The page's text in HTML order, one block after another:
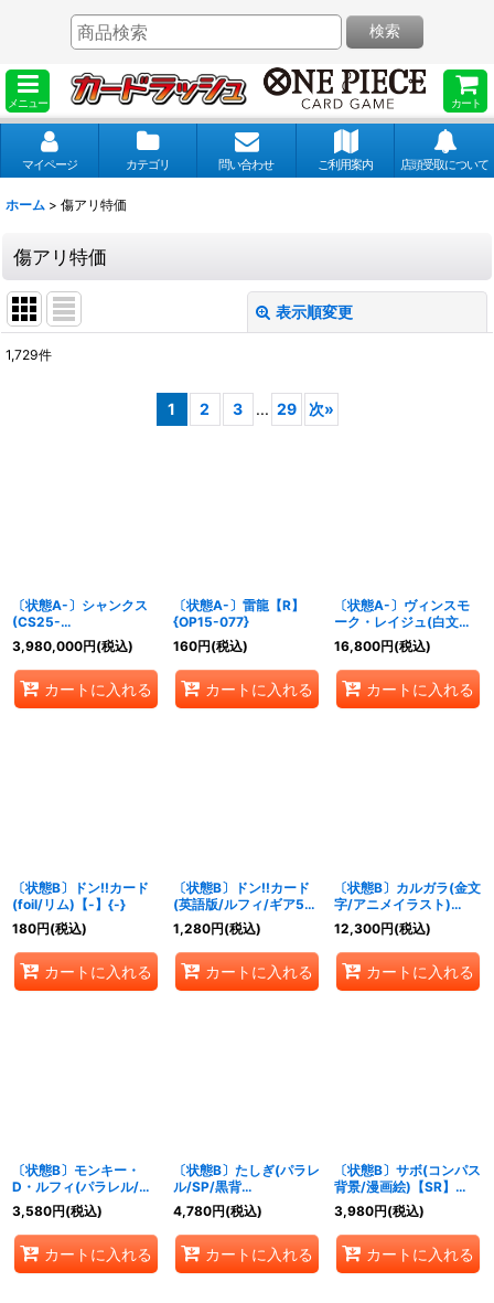
メニュー カート
検索
マイページ カテゴリ 問い合わせ ご利用案内 店頭受取について
ホーム > 傷アリ特価
傷アリ特価
表示順変更
1,729件
1 2 3 ... 29 次»
〔状態A-〕シャンクス
(CS25-
26/illust:Shishizaru)
【SR】{OP09-004}
3,980,000円(税込)
カートに入れる
〔状態A-〕雷龍【R】
{OP15-077}
160円(税込)
カートに入れる
〔状態A-〕ヴィンスモ
ーク・レイジュ(白文
字/REIJUロゴ
有/illust:Koushi
Rokushiro)【SR】
{OP12-063}
16,800円(税込)
カートに入れる
〔状態B〕ドン!!カード
(foil/リム)【-】{-}
180円(税込)
カートに入れる
〔状態B〕ドン!!カード
(英語版/ルフィ/ギア5)
【-】{-}
1,280円(税込)
カートに入れる
〔状態B〕カルガラ(金文
字/アニメイラスト)
【L】{OP08-098}
12,300円(税込)
カートに入れる
〔状態B〕モンキー・
D・ルフィ(パラレル/フ
ルアート)【SR/P】
{ST21-014}
3,580円(税込)
カートに入れる
〔状態B〕たしぎ(パラレ
ル/SP/黒背
景/illust:Hashimoto Q)
【SP】{OP06-
050[OP12]}
4,780円(税込)
カートに入れる
〔状態B〕サボ(コンパス
背景/漫画絵)【SR】
{OP04-083}
3,980円(税込)
カートに入れる